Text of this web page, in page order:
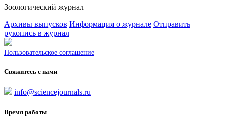
Зоологический журнал
Архивы выпусков Информация о журнале Отправить
рукопись в журнал
Пользовательское соглашение
Свяжитесь с нами
info@sciencejournals.ru
Время работы